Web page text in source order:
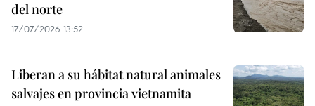
del norte
17/07/2026 13:52
Liberan a su hábitat natural animales
salvajes en provincia vietnamita